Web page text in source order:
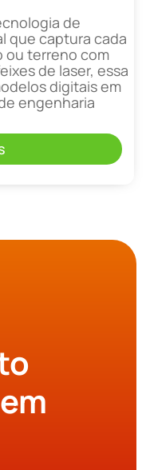
de
que captura cada
ou terreno com
de laser, essa
digitais em
engenharia